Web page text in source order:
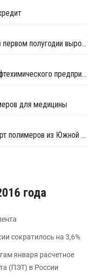
Чистая прибыль турецкого Petkim в первом полугодии выросла в одиннадцать раз
SOCAR начинает реконструкцию нефтехимического предприятия Petkim Holding
для медицины
Турция сократила пошлины на импорт полимеров из Южной Кореи
года
сократилось на 3,6%
января расчетное
(ПЭТ) в России